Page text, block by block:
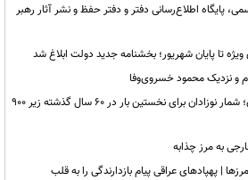
پایگاه اطلاع‌رسانی دفتر و دفتر حفظ و نشر آثار رهبر
تا پایان شهریور؛ بخشنامه جدید دولت ابلاغ شد
و نزدیک محمود خسروی‌وفا
سقوط تاریخی نرخ تولد در ایران؛ شمار نوزادان برای نخستین بار در ۶۰ سال گذشته زیر ۹۰۰
به مرز چذابه
| پهپادهای عراقی پیام بازدارندگی را به قلب